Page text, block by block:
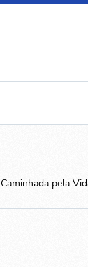
Caminhada pela